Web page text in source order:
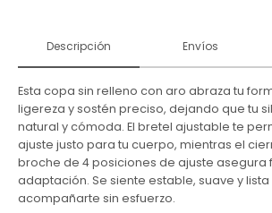
Descripción Envíos
Esta copa sin relleno con aro abraza tu
ligereza y sostén preciso, dejando que tu
natural y cómoda. El bretel ajustable te
ajuste justo para tu cuerpo, mientras el
broche de 4 posiciones de ajuste asegura
adaptación. Se siente estable, suave y
acompañarte sin esfuerzo.